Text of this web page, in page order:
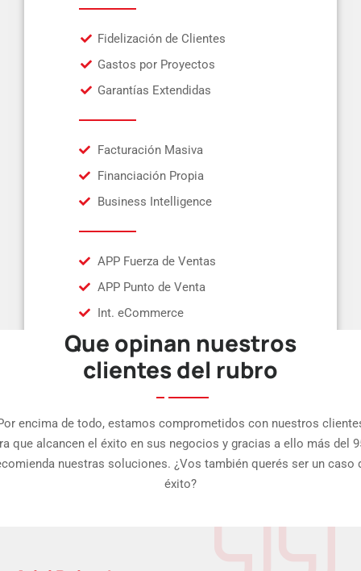
Fidelización de Clientes
Gastos por Proyectos
Garantías Extendidas
Facturación Masiva
Financiación Propia
Business Intelligence
APP Fuerza de Ventas
APP Punto de Venta
Int. eCommerce
Que opinan nuestros
clientes del rubro
encima de todo, estamos comprometidos con nuestros
que alcancen el éxito en sus negocios y gracias a ello más del
nuestras soluciones. ¿Vos también querés ser un caso
éxito?